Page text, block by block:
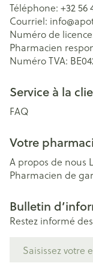
Téléphone: +32 56
Courriel: info@
Numéro de
Pharmacien
Numéro TVA:
Service à la
FAQ
Votre
A propos de nous
Pharmacien de
Bulletin
Restez informé